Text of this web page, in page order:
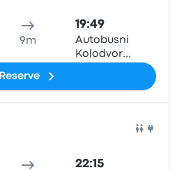
9m
19:49
Autobusni
Kolodvor
Reserve
22:15